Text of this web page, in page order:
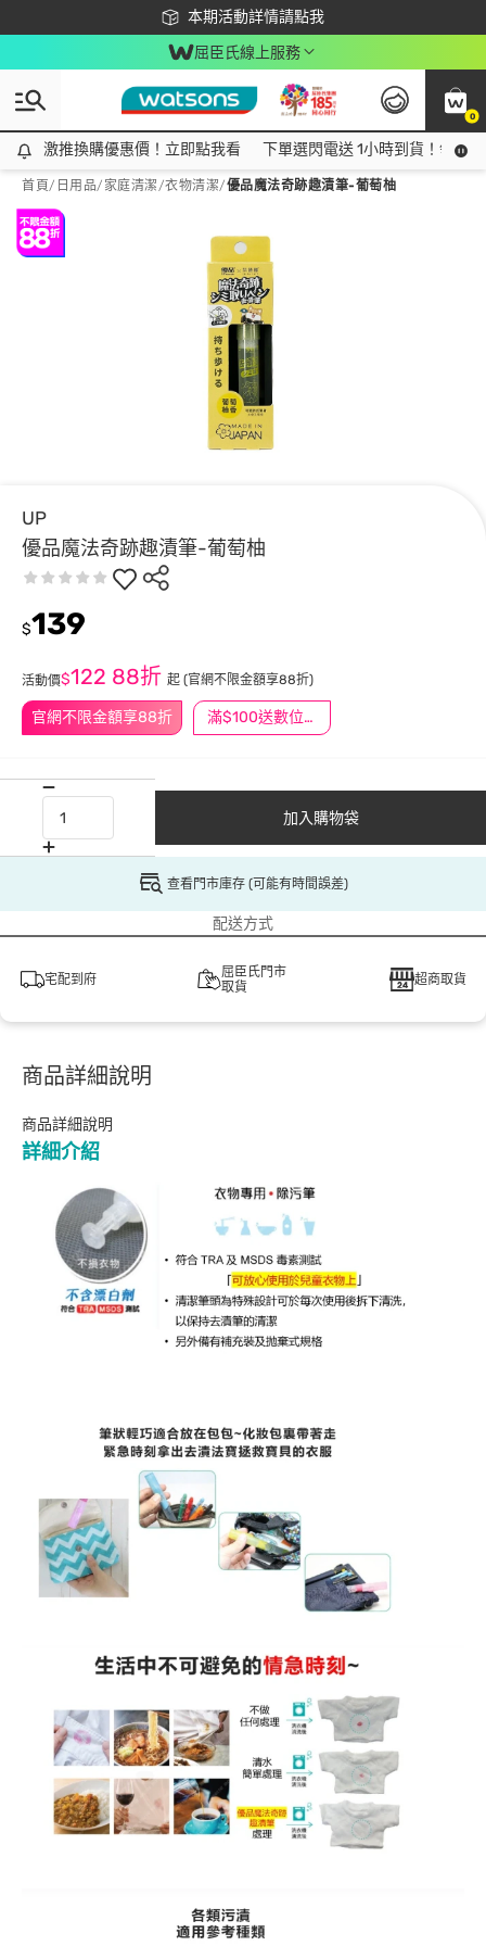
本期活動詳情請點我
下載app最高回饋$350
屈臣氏線上服務
0
激推換購優惠價！立即點我看
激推換購優惠價！立即點我看 下單選閃電送 1小時到貨！領神
首頁/ 日用品/ 家庭清潔/衣物清潔/優品魔法奇跡趣漬筆-葡萄柚
UP
優品魔法奇跡趣漬筆-葡萄柚
官網不限金額享88折 滿$100送數位印花
$139
活動價$122 88折 起 (官網不限金額享88折)
加入購物袋
查看門市庫存 (可能有時間誤差)
配送方式
宅配到府
屈臣氏門市
取貨
超商取貨
商品詳細說明
商品詳細說明
詳細介紹